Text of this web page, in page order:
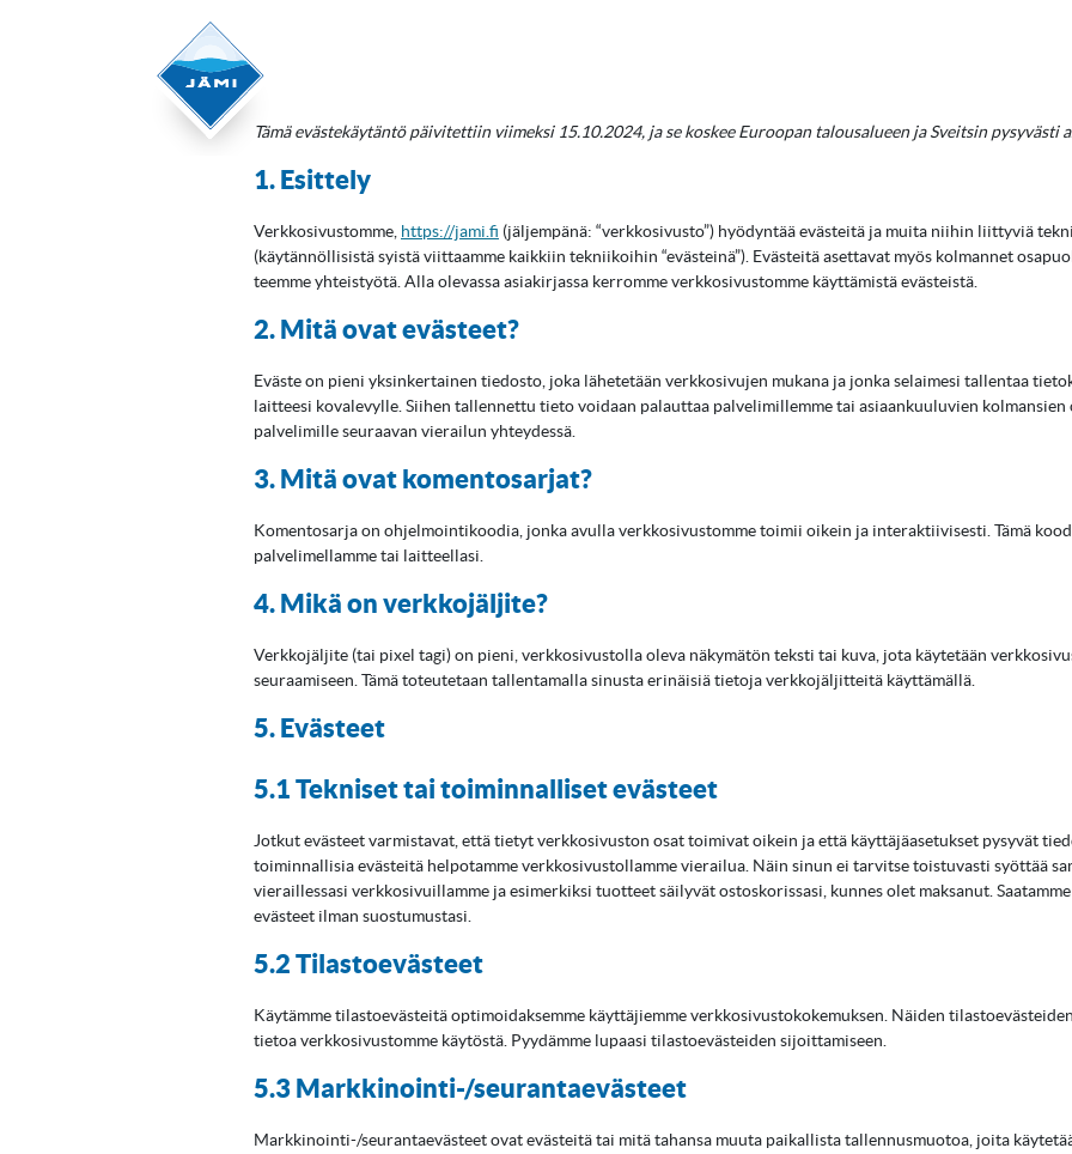
Tämä evästekäytäntö päivitettiin viimeksi 15.10.2024, ja se koskee Euroopan talousalueen ja Sveitsin pysyvästi
1. Esittely
Verkkosivustomme, https://jami.fi (jäljempänä: “verkkosivusto”) hyödyntää evästeitä ja muita niihin liittyviä
(käytännöllisistä syistä viittaamme kaikkiin tekniikoihin “evästeinä”). Evästeitä asettavat myös kolmannet
teemme yhteistyötä. Alla olevassa asiakirjassa kerromme verkkosivustomme käyttämistä evästeistä.
2. Mitä ovat evästeet?
Eväste on pieni yksinkertainen tiedosto, joka lähetetään verkkosivujen mukana ja jonka selaimesi tallentaa
laitteesi kovalevylle. Siihen tallennettu tieto voidaan palauttaa palvelimillemme tai asiaankuuluvien kolmansien
palvelimille seuraavan vierailun yhteydessä.
3. Mitä ovat komentosarjat?
Komentosarja on ohjelmointikoodia, jonka avulla verkkosivustomme toimii oikein ja interaktiivisesti. Tämä
palvelimellamme tai laitteellasi.
4. Mikä on verkkojäljite?
Verkkojäljite (tai pixel tagi) on pieni, verkkosivustolla oleva näkymätön teksti tai kuva, jota käytetään
seuraamiseen. Tämä toteutetaan tallentamalla sinusta erinäisiä tietoja verkkojäljitteitä käyttämällä.
5. Evästeet
5.1 Tekniset tai toiminnalliset evästeet
Jotkut evästeet varmistavat, että tietyt verkkosivuston osat toimivat oikein ja että käyttäjäasetukset pysyvät
toiminnallisia evästeitä helpotamme verkkosivustollamme vierailua. Näin sinun ei tarvitse toistuvasti syöttää
vieraillessasi verkkosivuillamme ja esimerkiksi tuotteet säilyvät ostoskorissasi, kunnes olet maksanut. Saatamme
evästeet ilman suostumustasi.
5.2 Tilastoevästeet
Käytämme tilastoevästeitä optimoidaksemme käyttäjiemme verkkosivustokokemuksen. Näiden
tietoa verkkosivustomme käytöstä. Pyydämme lupaasi tilastoevästeiden sijoittamiseen.
5.3 Markkinointi-/seurantaevästeet
Markkinointi-/seurantaevästeet ovat evästeitä tai mitä tahansa muuta paikallista tallennusmuotoa, joita